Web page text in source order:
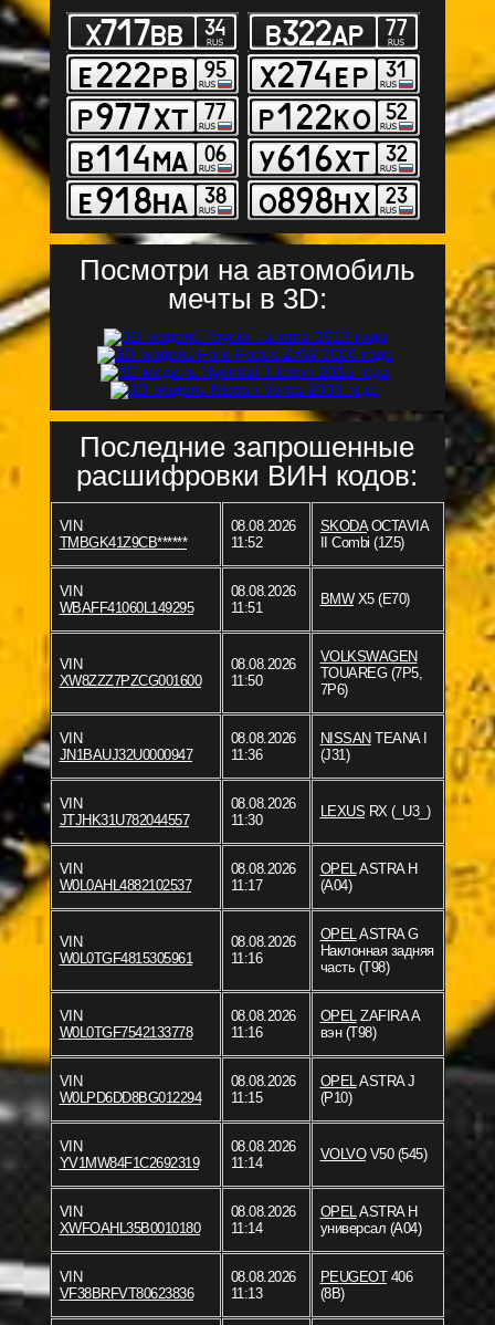
Посмотри на автомобиль
мечты в 3D:
Последние запрошенные
расшифровки ВИН кодов:
VIN
TMBGK41Z9CB******
08.08.2026
11:52
SKODAOCTAVIA
II Combi (1Z5)
VIN
WBAFF41060L149295
08.08.2026
11:51
BMWX5 (E70)
VIN
XW8ZZZ7PZCG001600
08.08.2026
11:50
VOLKSWAGEN
TOUAREG (7P5,
7P6)
VIN
JN1BAUJ32U0000947
08.08.2026
11:36
NISSAN TEANA I
(J31)
VIN
JTJHK31U782044557
08.08.2026
11:30
LEXUS RX (_U3_)
VIN
W0L0AHL4882102537
08.08.2026
11:17
OPELASTRA H
(A04)
VIN
W0L0TGF4815305961
08.08.2026
11:16
OPELASTRA G
Наклонная задняя
часть (T98)
VIN
W0L0TGF7542133778
08.08.2026
11:16
OPELZAFIRA A
вэн (T98)
VIN
W0LPD6DD8BG012294
08.08.2026
11:15
OPELASTRA J
(P10)
VIN
YV1MW84F1C2692319
08.08.2026
11:14
VOLVOV50 (545)
VIN
XWFOAHL35B0010180
08.08.2026
11:14
OPELASTRA H
универсал (A04)
VIN
VF38BRFVT80623836
08.08.2026
11:13
PEUGEOT406
(8B)